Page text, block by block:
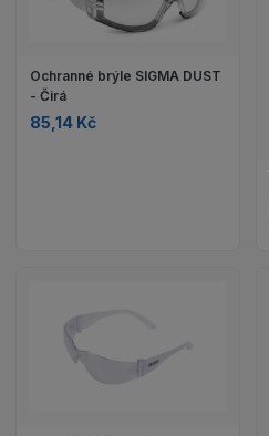
Ochranné brýle SIGMA DUST
- Čirá
85,14 Kč